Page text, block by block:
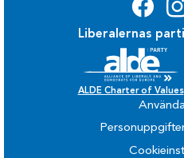
Liberalernas
ALDE Charter of Values